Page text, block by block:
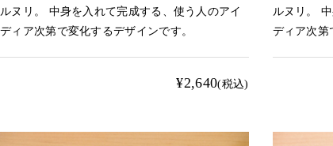
ルヌリ。 中身を入れて完成する、使う人のアイ
ディア次第で変化するデザインです。
¥2,640(税込)
ルヌリ。
ディア次第